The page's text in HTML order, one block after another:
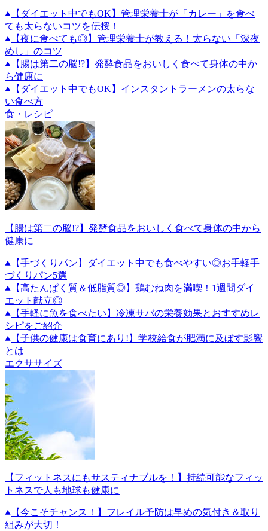
【ダイエット中でもOK】管理栄養士が「カレー」を食べ
ても太らないコツを伝授！
【夜に食べても◎】管理栄養士が教える！太らない「深夜
めし」のコツ
【腸は第二の脳!?】発酵食品をおいしく食べて身体の中か
ら健康に
【ダイエット中でもOK】インスタントラーメンの太らな
い食べ方
食・レシピ
【腸は第二の脳!?】発酵食品をおいしく食べて身体の中から
健康に
【手づくりパン】ダイエット中でも食べやすい◎お手軽手
づくりパン5選
【高たんぱく質＆低脂質◎】鶏むね肉を満喫！1週間ダイ
エット献立◎
【手軽に魚を食べたい】冷凍サバの栄養効果とおすすめレ
シピをご紹介
【子供の健康は食育にあり!】学校給食が肥満に及ぼす影響
とは
エクササイズ
【フィットネスにもサスティナブルを！】持続可能なフィッ
トネスで人も地球も健康に
【今こそチャンス！】フレイル予防は早めの気付き＆取り
組みが大切！